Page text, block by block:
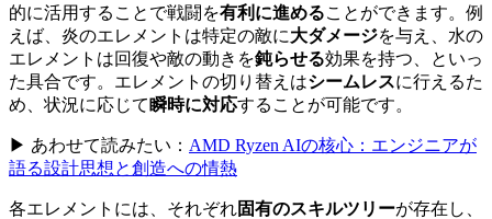
的に活用することで戦闘を有利に進めることができます。例
えば、炎のエレメントは特定の敵に大ダメージを与え、水の
エレメントは回復や敵の動きを鈍らせる効果を持つ、といっ
た具合です。エレメントの切り替えはシームレスに行えるた
め、状況に応じて瞬時に対応することが可能です。
▶ あわせて読みたい： AMD Ryzen AIの核心：エンジニアが
語る設計思想と創造への情熱
各エレメントには、それぞれ固有のスキルツリーが存在し、